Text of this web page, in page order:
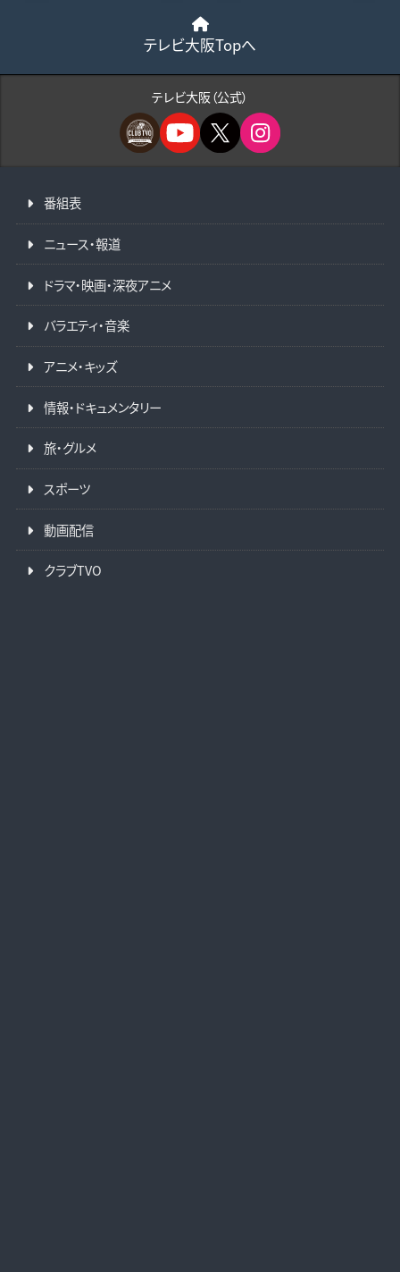
テレビ大阪Topへ
テレビ大阪（公式）
番組表
ニュース・報道
ドラマ・映画・深夜アニメ
バラエティ・音楽
アニメ・キッズ
情報・ドキュメンタリー
旅・グルメ
スポーツ
動画配信
クラブTVO